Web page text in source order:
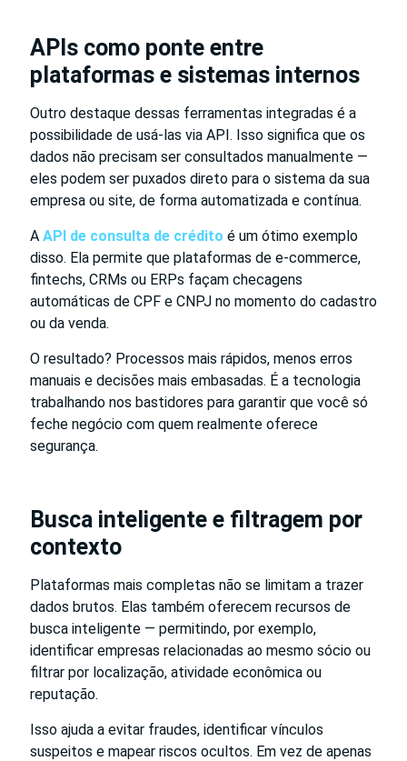
APIs como ponte entre
plataformas e sistemas internos
Outro destaque dessas ferramentas integradas é a
possibilidade de usá-las via API. Isso significa que os
dados não precisam ser consultados manualmente —
eles podem ser puxados direto para o sistema da sua
empresa ou site, de forma automatizada e contínua.
A API de consulta de crédito é um ótimo exemplo
disso. Ela permite que plataformas de e-commerce,
fintechs, CRMs ou ERPs façam checagens
automáticas de CPF e CNPJ no momento do cadastro
ou da venda.
O resultado? Processos mais rápidos, menos erros
manuais e decisões mais embasadas. É a tecnologia
trabalhando nos bastidores para garantir que você só
feche negócio com quem realmente oferece
segurança.
Busca inteligente e filtragem por
contexto
Plataformas mais completas não se limitam a trazer
dados brutos. Elas também oferecem recursos de
busca inteligente — permitindo, por exemplo,
identificar empresas relacionadas ao mesmo sócio ou
filtrar por localização, atividade econômica ou
reputação.
Isso ajuda a evitar fraudes, identificar vínculos
suspeitos e mapear riscos ocultos. Em vez de apenas